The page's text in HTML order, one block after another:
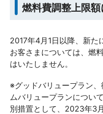
燃料費調整上限
2017年4月1日以降、新た
お客さまについては、燃
はいたしません。
※グッドバリュープラン
ムバリュープランについ
別措置として、2023年3